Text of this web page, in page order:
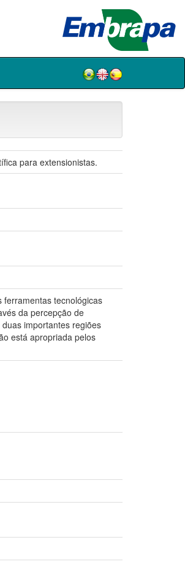
para extensionistas.
ferramentas tecnológicas
da percepção de
importantes regiões
está apropriada pelos